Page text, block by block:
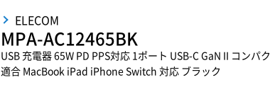
ELECOM
MPA-AC12465BK
USB 充電器 65W PD PPS対応 1ポート USB-C GaN II コンパ
適合 MacBook iPad iPhone Switch 対応 ブラック